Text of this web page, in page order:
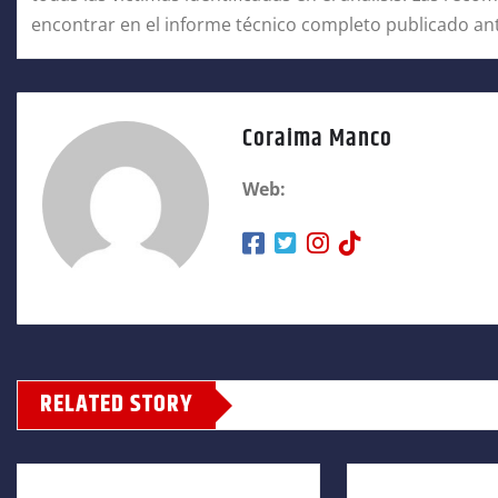
encontrar en el informe técnico completo publicado
Coraima Manco
Web:
RELATED STORY